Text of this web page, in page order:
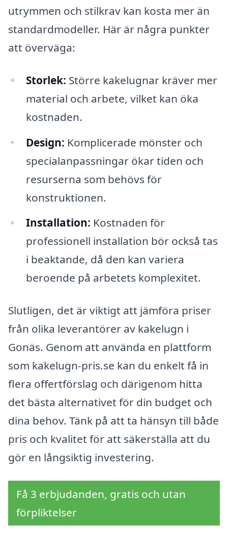
utrymmen och stilkrav kan kosta mer än
standardmodeller. Här är några punkter
att överväga:
Storlek: Större kakelugnar kräver mer
material och arbete, vilket kan öka
kostnaden.
Design: Komplicerade mönster och
specialanpassningar ökar tiden och
resurserna som behövs för
konstruktionen.
Installation: Kostnaden för
professionell installation bör också tas
i beaktande, då den kan variera
beroende på arbetets komplexitet.
Slutligen, det är viktigt att jämföra priser
från olika leverantörer av kakelugn i
Gonäs. Genom att använda en plattform
som kakelugn-pris.se kan du enkelt få in
flera offertförslag och därigenom hitta
det bästa alternativet för din budget och
dina behov. Tänk på att ta hänsyn till både
pris och kvalitet för att säkerställa att du
gör en långsiktig investering.
Få 3 erbjudanden, gratis och utan
förpliktelser